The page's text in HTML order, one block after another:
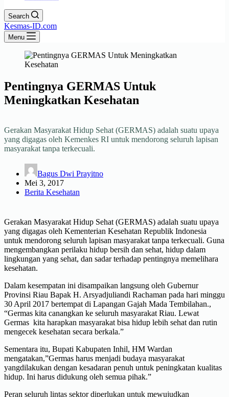
Search
Kesmas-ID.com
Menu
Pentingnya GERMAS Untuk
Meningkatkan Kesehatan
Gerakan Masyarakat Hidup Sehat (GERMAS) adalah suatu upaya
yang digagas oleh Kemenkes RI untuk mendorong seluruh lapisan
masyarakat tanpa terkecuali.
Bagus Dwi Prayitno
Mei 3, 2017
Berita Kesehatan
Gerakan Masyarakat Hidup Sehat (GERMAS) adalah suatu upaya
yang digagas oleh Kementerian Kesehatan Republik Indonesia
untuk mendorong seluruh lapisan masyarakat tanpa terkecuali. Guna
mengembangkan perilaku hidup bersih dan sehat, hidup dalam
lingkungan yang sehat, dan sadar terhadap pentingnya memelihara
kesehatan.
Dalam kesempatan ini disampaikan langsung oleh Gubernur
Provinsi Riau Bapak H. Arsyadjuliandi Rachaman pada hari minggu
30 April 2017 bertempat di Lapangan Gajah Mada Tembilahan.,
“Germas kita canangkan ke seluruh masyarakat Riau. Lewat
Germas kita harapkan masyarakat bisa hidup lebih sehat dan rutin
mengecek kesehatan secara berkala.”
Sementara itu, Bupati Kabupaten Inhil, HM Wardan
mengatakan,”Germas harus menjadi budaya masyarakat
yangdilakukan dengan kesadaran penuh untuk peningkatan kualitas
hidup. Ini harus didukung oleh semua pihak.”
Peran seluruh lintas sektor diperlukan untuk mewujudkan